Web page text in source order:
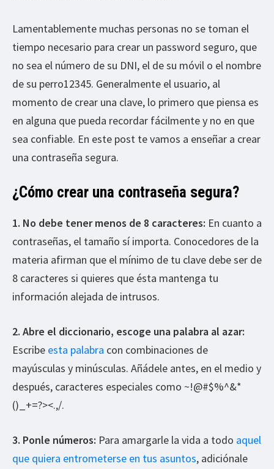
Lamentablemente muchas personas no se toman el
tiempo necesario para crear un password seguro, que
no sea el número de su DNI, el de su móvil o el nombre
de su perro12345. Generalmente el usuario, al
momento de crear una clave, lo primero que piensa es
en alguna que pueda recordar fácilmente y no en que
sea confiable. En este post te vamos a enseñar a crear
una contraseña segura.
¿Cómo crear una contraseña segura?
1. No debe tener menos de 8 caracteres: En cuanto a
contraseñas, el tamaño sí importa. Conocedores de la
materia afirman que el mínimo de tu clave debe ser de
8 caracteres si quieres que ésta mantenga tu
información alejada de intrusos.
2. Abre el diccionario, escoge una palabra al azar:
Escribe esta palabra con combinaciones de
mayúsculas y minúsculas. Añádele antes, en el medio y
después, caracteres especiales como ~!@#$%^&*
()_+=?><.,/.
3. Ponle números: Para amargarle la vida a todo aquel
que quiera entrometerse en tus asuntos, adiciónale